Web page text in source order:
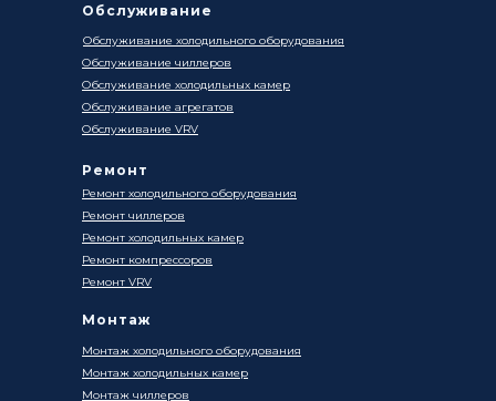
Ремонт
Ремонт холодильного оборудования
Ремонт чиллеров
Ремонт холодильных камер
Ремонт компрессоров
Ремонт VRV
Монтаж
Монтаж холодильного оборудования
Монтаж чиллеров
Монтаж холодильных камер
Обслуживание
Обслуживание холодильного оборудования
Обслуживание чиллеров
Обслуживание холодильных камер
Обслуживание агрегатов
Обслуживание VRV